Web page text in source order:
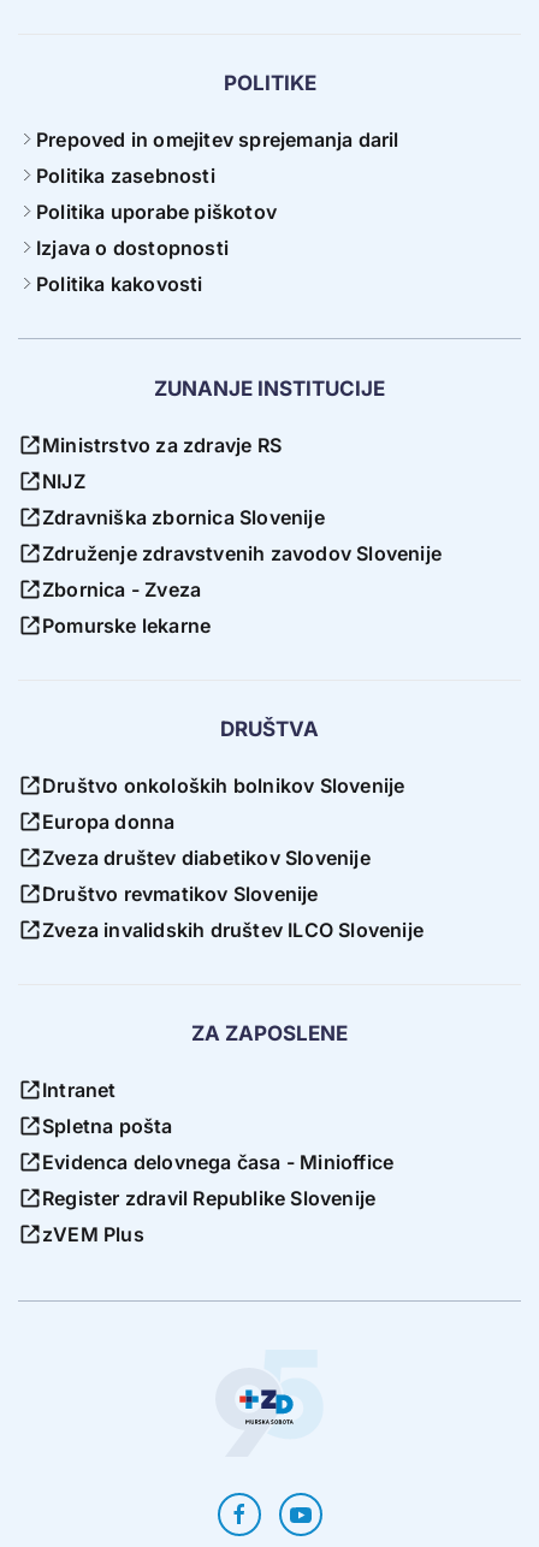
POLITIKE
Prepoved in omejitev sprejemanja daril
Politika zasebnosti
Politika uporabe piškotov
Izjava o dostopnosti
Politika kakovosti
ZUNANJE INSTITUCIJE
Ministrstvo za zdravje RS
NIJZ
Zdravniška zbornica Slovenije
Združenje zdravstvenih zavodov Slovenije
Zbornica - Zveza
Pomurske lekarne
DRUŠTVA
Društvo onkoloških bolnikov Slovenije
Europa donna
Zveza društev diabetikov Slovenije
Društvo revmatikov Slovenije
Zveza invalidskih društev ILCO Slovenije
ZA ZAPOSLENE
Intranet
Spletna pošta
Evidenca delovnega časa - Minioffice
Register zdravil Republike Slovenije
zVEM Plus